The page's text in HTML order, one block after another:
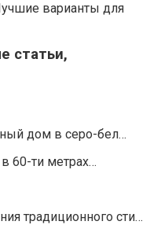
варианты для
статьи,
дом в серо-бел…
60-ти метрах…
традиционного сти…